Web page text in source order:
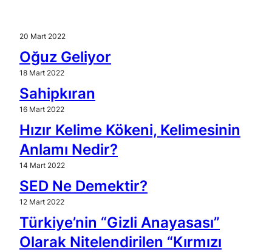
20 Mart 2022
Oğuz Geliyor
18 Mart 2022
Sahipkıran
16 Mart 2022
Hızır Kelime Kökeni, Kelimesinin
Anlamı Nedir?
14 Mart 2022
SED Ne Demektir?
12 Mart 2022
Türkiye’nin “Gizli Anayasası”
Olarak Nitelendirilen “Kırmızı